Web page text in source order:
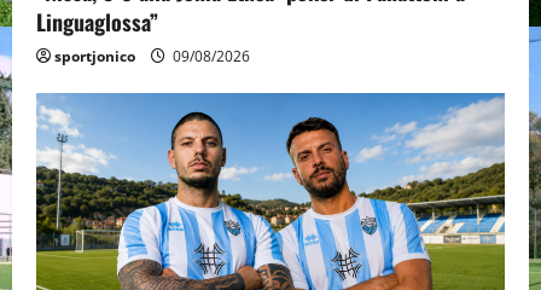
Linguaglossa”
sportjonico 09/08/2026